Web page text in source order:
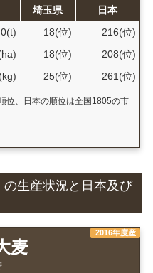
埼玉県
日本
0(t) 18(位)
216(位)
18(位)
208(位)
25(位) 261(位)
位、日本の順位は全国1805の市
生産状況と日本及び
2016年度産
麦